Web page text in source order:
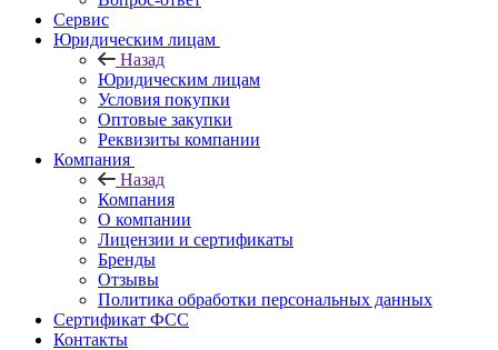
Сервис
Юридическим лицам
Назад
Юридическим лицам
Условия покупки
Оптовые закупки
Реквизиты компании
Компания
Назад
Компания
О компании
Лицензии и сертификаты
Бренды
Отзывы
Политика обработки персональных данных
Сертификат ФСС
Контакты